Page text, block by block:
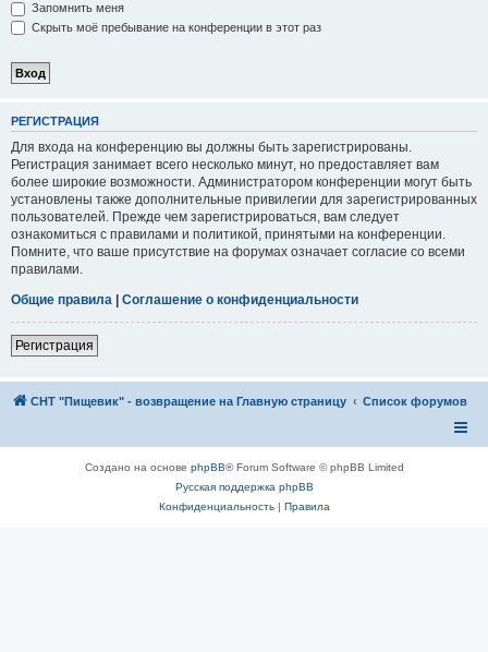
Запомнить меня
Скрыть моё пребывание на конференции в этот раз
РЕГИСТРАЦИЯ
Для входа на конференцию вы должны быть зарегистрированы.
Регистрация занимает всего несколько минут, но предоставляет вам
более широкие возможности. Администратором конференции могут быть
установлены также дополнительные привилегии для зарегистрированных
пользователей. Прежде чем зарегистрироваться, вам следует
ознакомиться с правилами и политикой, принятыми на конференции.
Помните, что ваше присутствие на форумах означает согласие со всеми
правилами.
Общие правила | Соглашение о конфиденциальности
Регистрация
СНТ "Пищевик" - возвращение на Главную страницу Список форумов
Создано на основе phpBB® Forum Software © phpBB Limited
Русская поддержка phpBB
Конфиденциальность| Правила